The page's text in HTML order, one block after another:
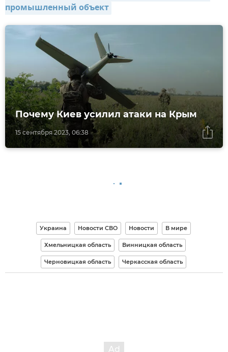
промышленный объект
15 сентября 2023, 06:38
Почему Киев усилил атаки на Крым
Украина Новости СВО Новости В мире
Хмельницкая область Винницкая область
Черновицкая область Черкасская область